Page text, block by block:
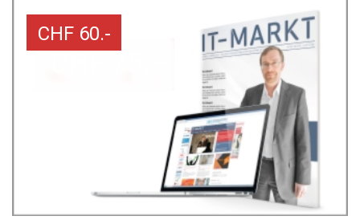
CHF 60.-